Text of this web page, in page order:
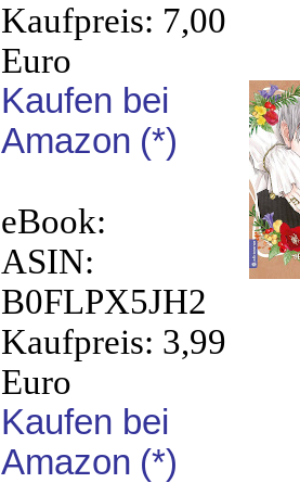
Kaufpreis: 7,00
Euro
Kaufen bei
Amazon (*)
eBook:
ASIN:
B0FLPX5JH2
Kaufpreis: 3,99
Euro
Kaufen bei
Amazon (*)